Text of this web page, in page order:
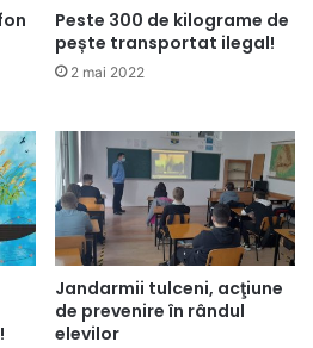
Peste 300 de kilograme de
pește transportat ilegal!
2 mai 2022
Jandarmii tulceni, acţiune
de prevenire în rândul
elevilor